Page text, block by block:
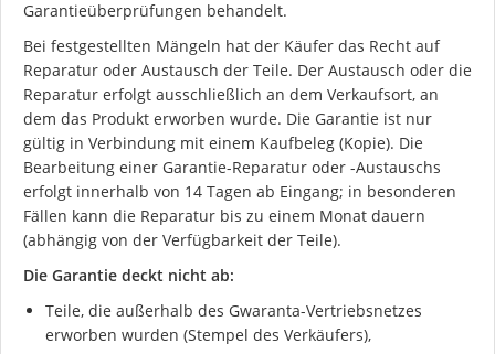
Garantieüberprüfungen behandelt.
Bei festgestellten Mängeln hat der Käufer das Recht auf
Reparatur oder Austausch der Teile. Der Austausch oder die
Reparatur erfolgt ausschließlich an dem Verkaufsort, an
dem das Produkt erworben wurde. Die Garantie ist nur
gültig in Verbindung mit einem Kaufbeleg (Kopie). Die
Bearbeitung einer Garantie-Reparatur oder -Austauschs
erfolgt innerhalb von 14 Tagen ab Eingang; in besonderen
Fällen kann die Reparatur bis zu einem Monat dauern
(abhängig von der Verfügbarkeit der Teile).
Die Garantie deckt nicht ab:
Teile, die außerhalb des Gwaranta-Vertriebsnetzes
erworben wurden (Stempel des Verkäufers),